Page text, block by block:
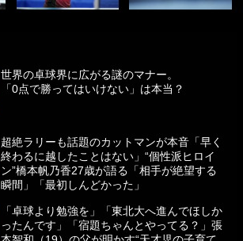
世界の卓球界に広がる謎のマナー。
「0点で勝ってはいけない」は本当？
超絶ラリーも話題のカットマンが本音「早く
終わるに越したことはない」“個性派ヒロイ
ン”橋本帆乃香27歳が語る「相手が絶望する
瞬間」「最初しんどかった」
「卓球より勉強を」「東北大へ進んでほしか
ったんです」「宿題ちゃんとやってる？」張